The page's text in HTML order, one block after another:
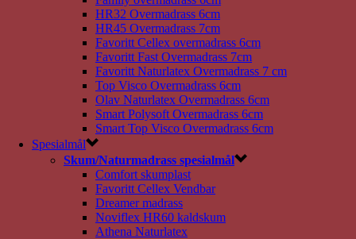
HR32 Overmadrass 6cm
HR45 Overmadrass 7cm
Favoritt Cellex overmadrass 6cm
Favoritt Fast Overmadrass 7cm
Favoritt Naturlatex Overmadrass 7 cm
Top Visco Overmadrass 6cm
Olav Naturlatex Overmadrass 6cm
Smart Polysoft Overmadrass 6cm
Smart Top Visco Overmadrass 6cm
Spesialmål
Skum/Naturmadrass spesialmål
Comfort skumplast
Favoritt Cellex Vendbar
Dreamer madrass
Noviflex HR60 kaldskum
Athena Naturlatex